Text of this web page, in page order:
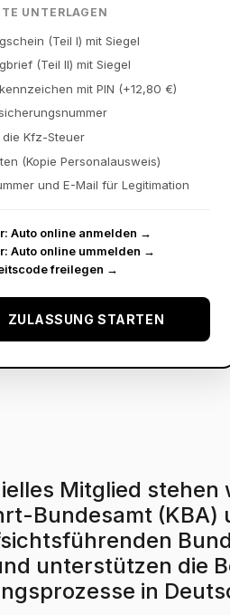
UNTERLAGEN
(Teil I) mit Siegel
(Teil II) mit Siegel
mit PIN (+12,80 €)
die Kfz-Steuer
(Kopie Personalausweis)
und E-Mail für Legitimation
Auto online anmelden →
Auto online ummelden →
freilegen →
ZULASSUNG STARTEN
Mitglied stehen
Bundesamt (KBA)
unterstützen die
in